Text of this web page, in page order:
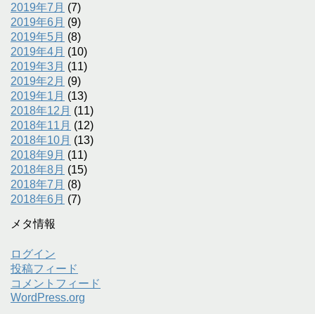
2019年7月 (7)
2019年6月 (9)
2019年5月 (8)
2019年4月 (10)
2019年3月 (11)
2019年2月 (9)
2019年1月 (13)
2018年12月 (11)
2018年11月 (12)
2018年10月 (13)
2018年9月 (11)
2018年8月 (15)
2018年7月 (8)
2018年6月 (7)
メタ情報
ログイン
投稿フィード
コメントフィード
WordPress.org